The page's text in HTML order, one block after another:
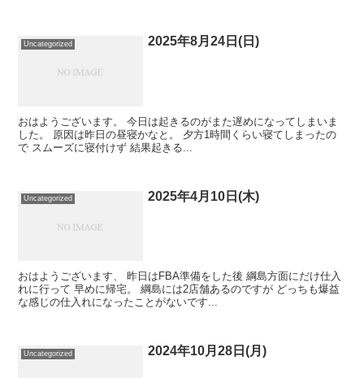
Uncategorized 2025年8月24日(日)
おはようございます。 今日は起きるのがまた遅めになってしまいま
した。 原因は昨日の昼寝かなと。 夕方1時間くらい寝てしまったの
で スムーズに寝付けず 結果起きる...
Uncategorized 2025年4月10日(木)
おはようございます、 昨日はFBA準備をした後 綱島方面にだけ仕入
れに行って 早めに帰宅。 綱島には2店舗あるのですが どっちも爆益
な感じの仕入れになったことがないです...
Uncategorized 2024年10月28日(月)